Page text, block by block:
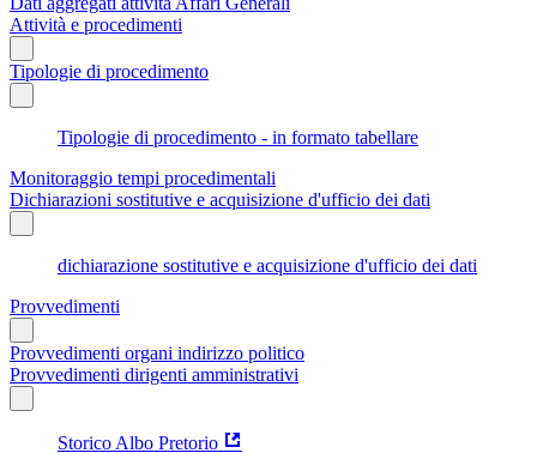
Attività e procedimenti
Tipologie di procedimento
Tipologie di procedimento - in formato tabellare
Monitoraggio tempi procedimentali
Dichiarazioni sostitutive e acquisizione d'ufficio dei dati
dichiarazione sostitutive e acquisizione d'ufficio dei dati
Provvedimenti
Provvedimenti organi indirizzo politico
Provvedimenti dirigenti amministrativi
Storico Albo Pretorio